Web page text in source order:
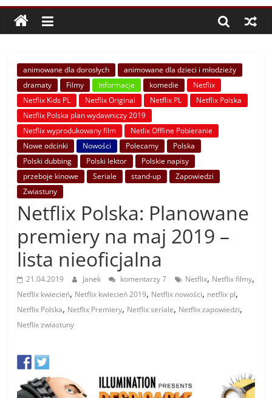
animowane dla dorosłych
animowane dla dzieci i młodzieży
dramaty
Filmy Informacje komedie
Netflix
Netflix Kids PL
Netflix Original Netflix PL
Netflix Polska
Netflix Polska plan wydawniczy 2019
Netflix wyprodukowany film
Netlix Offline Pobieranie
Nowe odcinki
Nowości Polecamy
Polska
Polski dubbing
Polski lektor
Polskie napisy
przeboje kinowe
Seriale stand-up
Zapowiedzi
Zwiastuny
Netflix Polska: Planowane
premiery na maj 2019 –
lista nieoficjalna
21.04.2019 Janek komentarzy 7 Netflix, Netflix filmy,
Netflix kwiecień, Netflix kwiecień 2019, Netflix nowości, netflix pl,
Netflix Polska, Netflix Premiery, Netflix seriale, Netflix zapowiedzi,
Netflix zwiastuny